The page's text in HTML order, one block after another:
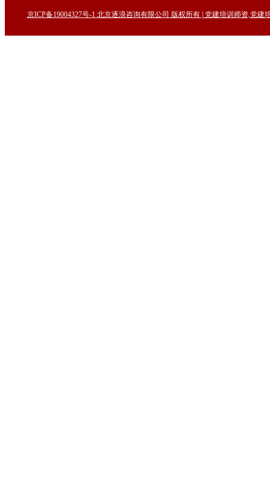
京ICP备19004327号-1 北京逐浪咨询有限公司 版权所有 | 党建培训师资,党